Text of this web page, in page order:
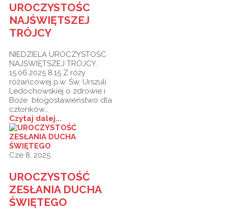
UROCZYSTOŚC
NAJŚWIĘTSZEJ
TRÓJCY
NIEDZIELA UROCZYSTOŚC
NAJŚWIĘTSZEJ TRÓJCY.
15.06.2025 8.15 Z róży
różańcowej p.w. Św. Urszuli
Ledóchowskiej o zdrowie i
Boże błogosławieństwo dla
członków…
Czytaj dalej...
Cze 8, 2025
UROCZYSTOŚĆ
ZESŁANIA DUCHA
ŚWIĘTEGO